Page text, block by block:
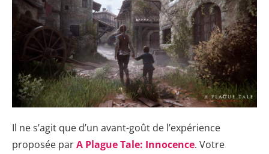
Il ne s’agit que d’un avant-goût de l’expérience
proposée parA Plague Tale: Innocence. Votre